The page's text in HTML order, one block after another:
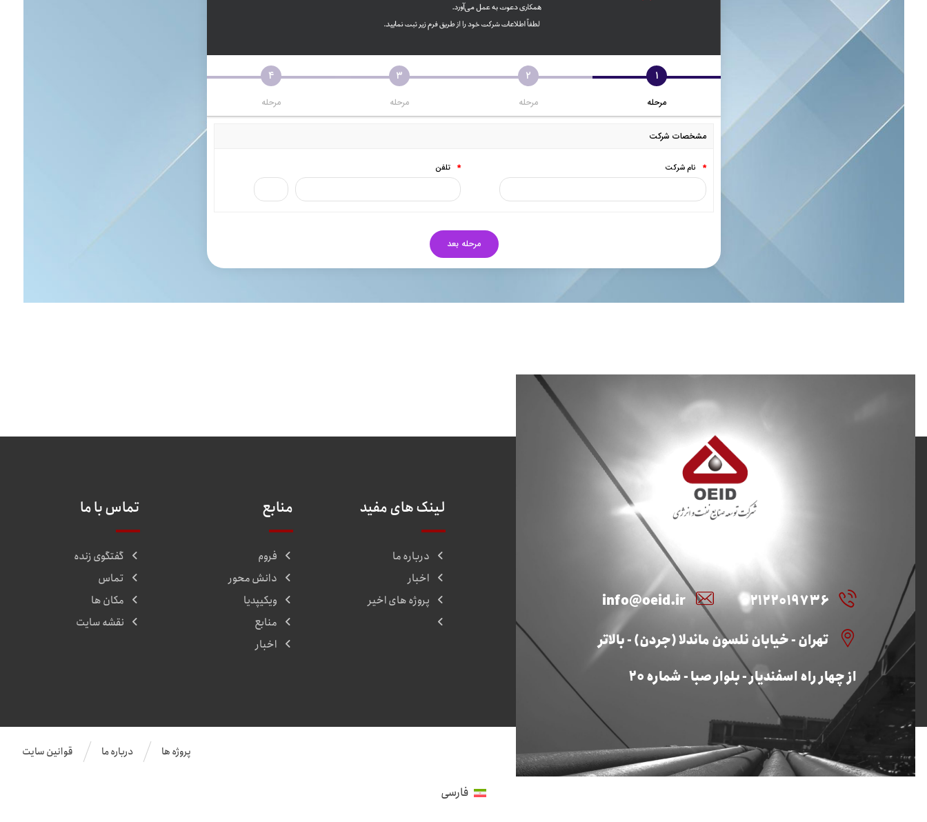
۰۲۱۲۲۰۱۹۷۳۶ info@oeid.ir
تهران - خیابان نلسون ماندلا (جردن) - بالاتر
از چهار راه اسفندیار - بلوار صبا - شماره ۲۰
لینک های مفید
درباره ما
اخبار
پروژه های اخیر
منابع
فروم
دانش محور
ویکیپدیا
منابع
اخبار
تماس با ما
گفتگوی زنده
تماس
مکان ها
نقشه سایت
قوانین سایت درباره ما پروژه ها
فارسی